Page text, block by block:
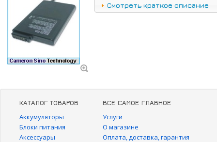
Смотреть краткое описание
КАТАЛОГ ТОВАРОВ
Аккумуляторы
Блоки питания
Аксессуары
ВСЕ САМОЕ ГЛАВНОЕ
Услуги
О магазине
Оплата, доставка, гарантия